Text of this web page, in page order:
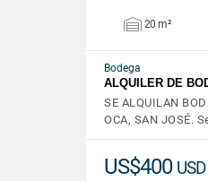
20 m²
Bodega
ALQUILER DE
SE ALQUILAN
OCA, SAN JOSÉ.
US$400 USD